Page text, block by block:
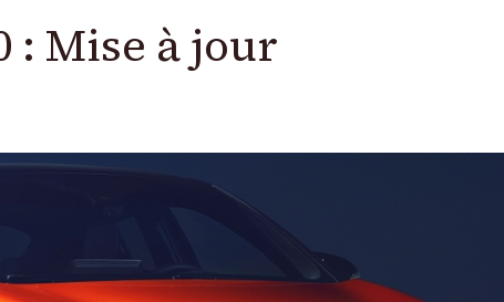
: Mise à jour